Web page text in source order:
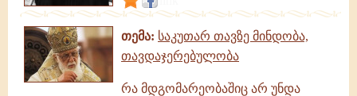
თემა: საკუთარ თავზე მინდობა,
თავდაჯერებულობა
რა მდგომარეობაშიც არ უნდა